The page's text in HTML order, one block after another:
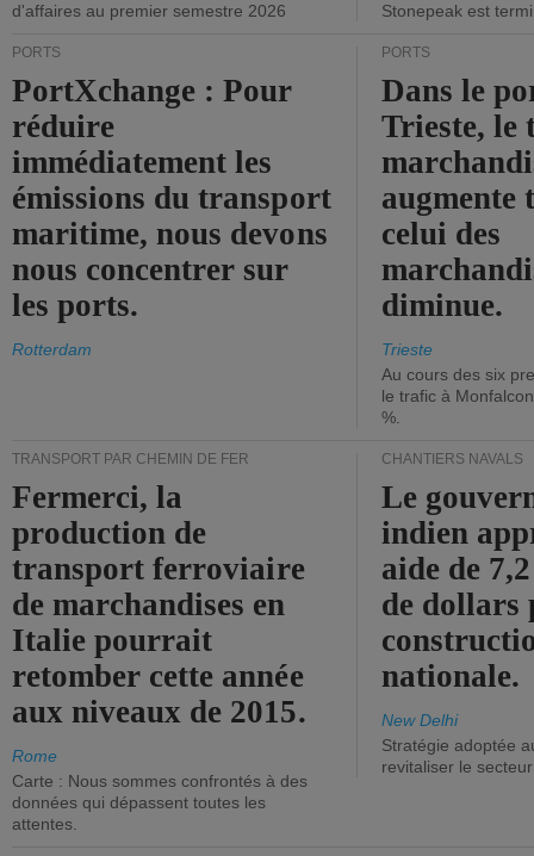
d'affaires au premier semestre 2026
Stonepeak est
PORTS
PortXchange : Pour
réduire
immédiatement les
émissions du transport
maritime, nous devons
nous concentrer sur
les ports.
Rotterdam
PORTS
Dans le
Trieste, le
augmente
celui des
diminue.
Trieste
Au cours des six
le trafic à
%.
TRANSPORT PAR CHEMIN DE FER
Fermerci, la
production de
transport ferroviaire
de marchandises en
Italie pourrait
retomber cette année
aux niveaux de 2015.
Rome
Carte : Nous sommes confrontés à des
données qui dépassent toutes les
attentes.
CHANTIERS NAVALS
Le
indien
aide de
de dollars
nationale.
New Delhi
Stratégie adoptée
revitaliser le secteur